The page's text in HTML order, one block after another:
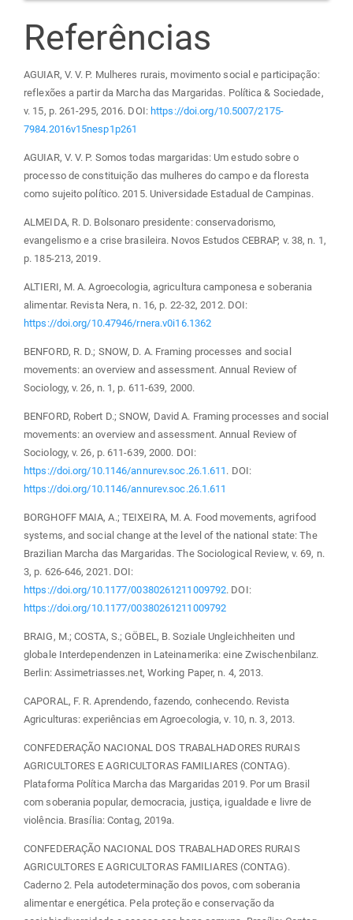
Referências
AGUIAR, V. V. P. Mulheres rurais, movimento social e participação:
reflexões a partir da Marcha das Margaridas. Política & Sociedade,
v. 15, p. 261-295, 2016. DOI: https://doi.org/10.5007/2175-
7984.2016v15nesp1p261
AGUIAR, V. V. P. Somos todas margaridas: Um estudo sobre o
processo de constituição das mulheres do campo e da floresta
como sujeito político. 2015. Universidade Estadual de Campinas.
ALMEIDA, R. D. Bolsonaro presidente: conservadorismo,
evangelismo e a crise brasileira. Novos Estudos CEBRAP, v. 38, n. 1,
p. 185-213, 2019.
ALTIERI, M. A. Agroecologia, agricultura camponesa e soberania
alimentar. Revista Nera, n. 16, p. 22-32, 2012. DOI:
https://doi.org/10.47946/rnera.v0i16.1362
BENFORD, R. D.; SNOW, D. A. Framing processes and social
movements: an overview and assessment. Annual Review of
Sociology, v. 26, n. 1, p. 611-639, 2000.
BENFORD, Robert D.; SNOW, David A. Framing processes and social
movements: an overview and assessment. Annual Review of
Sociology, v. 26, p. 611-639, 2000. DOI:
https://doi.org/10.1146/annurev.soc.26.1.611 . DOI:
https://doi.org/10.1146/annurev.soc.26.1.611
BORGHOFF MAIA, A.; TEIXEIRA, M. A. Food movements, agrifood
systems, and social change at the level of the national state: The
Brazilian Marcha das Margaridas. The Sociological Review, v. 69, n.
3, p. 626-646, 2021. DOI:
https://doi.org/10.1177/00380261211009792. DOI:
https://doi.org/10.1177/00380261211009792
BRAIG, M.; COSTA, S.; GÖBEL, B. Soziale Ungleichheiten und
globale Interdependenzen in Lateinamerika: eine Zwischenbilanz.
Berlin: Assimetriasses.net, Working Paper, n. 4, 2013.
CAPORAL, F. R. Aprendendo, fazendo, conhecendo. Revista
Agriculturas: experiências em Agroecologia, v. 10, n. 3, 2013.
CONFEDERAÇÃO NACIONAL DOS TRABALHADORES RURAIS
AGRICULTORES E AGRICULTORAS FAMILIARES (CONTAG).
Plataforma Política Marcha das Margaridas 2019. Por um Brasil
com soberania popular, democracia, justiça, igualdade e livre de
violência. Brasília: Contag, 2019a.
CONFEDERAÇÃO NACIONAL DOS TRABALHADORES RURAIS
AGRICULTORES E AGRICULTORAS FAMILIARES (CONTAG).
Caderno 2. Pela autodeterminação dos povos, com soberania
alimentar e energética. Pela proteção e conservação da